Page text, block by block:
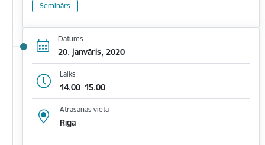
Seminārs
Datums
20. janvāris, 2020
Laiks
14.00–15.00
Atrašanās vieta
Rīga